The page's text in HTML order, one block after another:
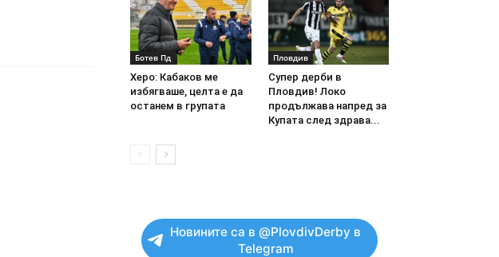
Ботев Пд
Херо: Кабаков ме
избягваше, целта е да
останем в групата
Пловдив
Супер дерби в
Пловдив! Локо
продължава напред за
Купата след здрава...
Новините са в @PlovdivDerby в
Telegram